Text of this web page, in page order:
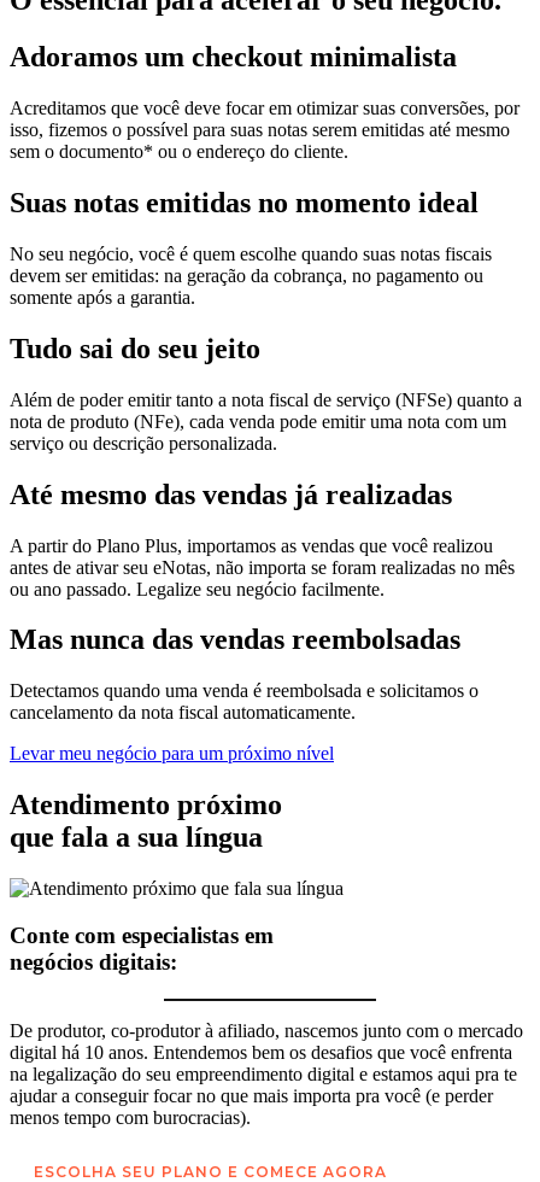
Adoramos um checkout minimalista
Acreditamos que você deve focar em otimizar suas conversões, por
isso, fizemos o possível para suas notas serem emitidas até mesmo
sem o documento* ou o endereço do cliente.
Suas notas emitidas no momento ideal
No seu negócio, você é quem escolhe quando suas notas fiscais
devem ser emitidas: na geração da cobrança, no pagamento ou
somente após a garantia.
Tudo sai do seu jeito
Além de poder emitir tanto a nota fiscal de serviço (NFSe) quanto a
nota de produto (NFe), cada venda pode emitir uma nota com um
serviço ou descrição personalizada.
Até mesmo das vendas já realizadas
A partir do Plano Plus, importamos as vendas que você realizou
antes de ativar seu eNotas, não importa se foram realizadas no mês
ou ano passado. Legalize seu negócio facilmente.
Mas nunca das vendas reembolsadas
Detectamos quando uma venda é reembolsada e solicitamos o
cancelamento da nota fiscal automaticamente.
Levar meu negócio para um próximo nível
Atendimento próximo
que fala a sua língua
Conte com especialistas em
negócios digitais:
De produtor, co-produtor à afiliado, nascemos junto com o mercado
digital há 10 anos. Entendemos bem os desafios que você enfrenta
na legalização do seu empreendimento digital e estamos aqui pra te
ajudar a conseguir focar no que mais importa pra você (e perder
menos tempo com burocracias).
ESCOLHA SEU PLANO E COMECE AGORA